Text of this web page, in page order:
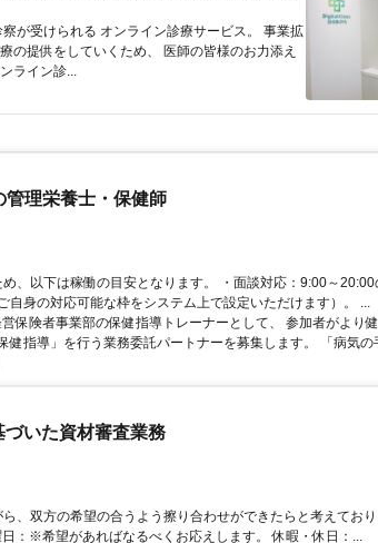
が受けられる オンライン診療サービス。 事業拡
の提供をしていくため、 医師の皆様のお力添え
ライン診...
管理栄養士・保健師
、以下は稼働の目安となります。 ・面談対応：9:00～20:00
身の対応可能な枠をシステム上で設定いただけます）。 ...
保険者事業部の保健指導トレーナーとして、 参加者がより
健指導」を行う業務委託パートナーを募集します。 「病気の
づいた資材審査業務
、双方の希望の合うよう擦り合わせができたらと考えてお
：※希望があればなるべくお応えします。 休暇・休日：...